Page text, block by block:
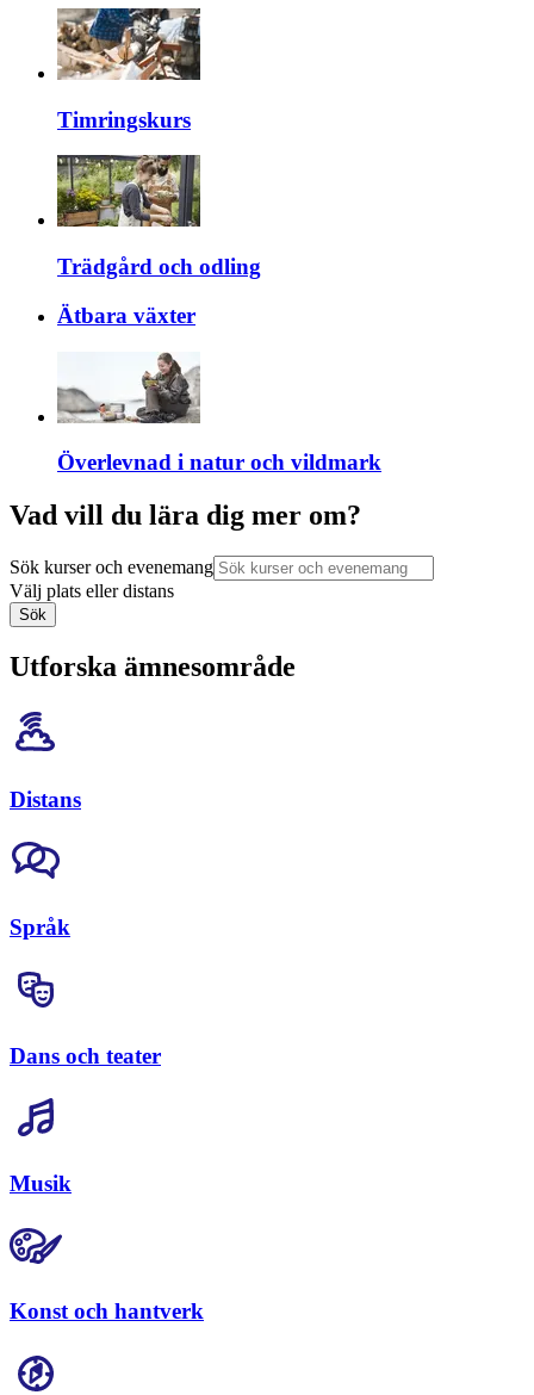
Timringskurs
Trädgård och odling
Ätbara växter
Överlevnad i natur och vildmark
Vad vill du lära dig mer om?
Sök kurser och evenemang
Välj plats eller distans
Sök
Utforska ämnesområde
Distans
Språk
Dans och teater
Musik
Konst och hantverk